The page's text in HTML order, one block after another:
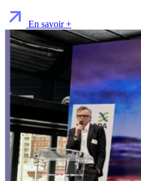
En savoir +